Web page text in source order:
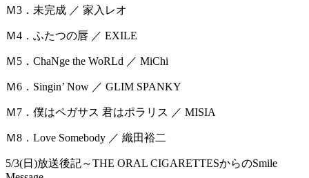
Ｍ3．未完成 ／ 家入レオ
Ｍ4．ふたつの唇 ／ EXILE
Ｍ5．ChaNge the WoRLd ／ MiChi
Ｍ6．Singin’ Now ／ GLIM SPANKY
Ｍ7．僕はペガサス 君はポラリス ／ MISIA
Ｍ8．Love Somebody ／ 織田裕二
5/3(日)放送後記～THE ORAL CIGARETTESからのSmile